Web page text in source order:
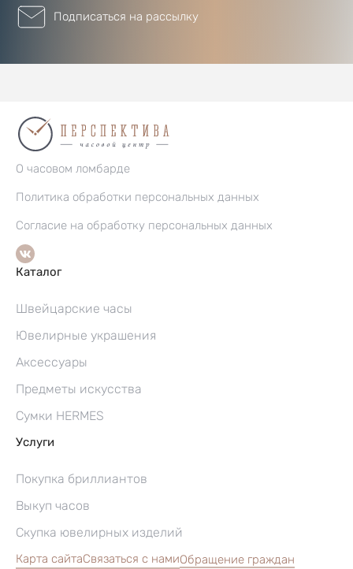
Подписаться на рассылку
О часовом ломбарде
Политика обработки персональных данных
Согласие на обработку персональных данных
Каталог
Швейцарские часы
Ювелирные украшения
Аксессуары
Предметы искусства
Сумки HERMES
Услуги
Покупка бриллиантов
Выкуп часов
Скупка ювелирных изделий
Карта сайтаСвязаться с намиОбращение граждан